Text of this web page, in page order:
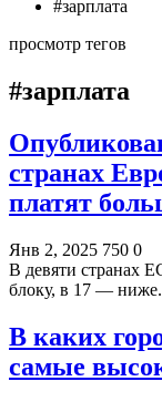
#зарплата
просмотр тегов
#зарплата
странах
платят
Янв 2, 2025 750 0
В девяти странах
блоку, в 17 —
В каких
самые